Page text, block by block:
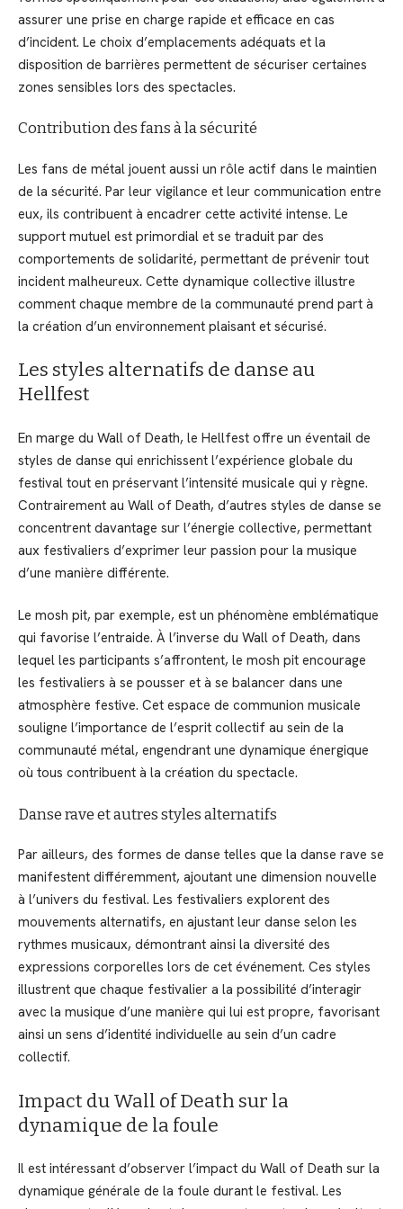
assurer une prise en charge rapide et efficace en cas
d’incident. Le choix d’emplacements adéquats et la
disposition de barrières permettent de sécuriser certaines
zones sensibles lors des spectacles.
Contribution des fans à la sécurité
Les fans de métal jouent aussi un rôle actif dans le maintien
de la sécurité. Par leur vigilance et leur communication entre
eux, ils contribuent à encadrer cette activité intense. Le
support mutuel est primordial et se traduit par des
comportements de solidarité, permettant de prévenir tout
incident malheureux. Cette dynamique collective illustre
comment chaque membre de la communauté prend part à
la création d’un environnement plaisant et sécurisé.
Les styles alternatifs de danse au
Hellfest
En marge du Wall of Death, le Hellfest offre un éventail de
styles de danse qui enrichissent l’expérience globale du
festival tout en préservant l’intensité musicale qui y règne.
Contrairement au Wall of Death, d’autres styles de danse se
concentrent davantage sur l’énergie collective, permettant
aux festivaliers d’exprimer leur passion pour la musique
d’une manière différente.
Le mosh pit, par exemple, est un phénomène emblématique
qui favorise l’entraide. À l’inverse du Wall of Death, dans
lequel les participants s’affrontent, le mosh pit encourage
les festivaliers à se pousser et à se balancer dans une
atmosphère festive. Cet espace de communion musicale
souligne l’importance de l’esprit collectif au sein de la
communauté métal, engendrant une dynamique énergique
où tous contribuent à la création du spectacle.
Danse rave et autres styles alternatifs
Par ailleurs, des formes de danse telles que la danse rave se
manifestent différemment, ajoutant une dimension nouvelle
à l’univers du festival. Les festivaliers explorent des
mouvements alternatifs, en ajustant leur danse selon les
rythmes musicaux, démontrant ainsi la diversité des
expressions corporelles lors de cet événement. Ces styles
illustrent que chaque festivalier a la possibilité d’interagir
avec la musique d’une manière qui lui est propre, favorisant
ainsi un sens d’identité individuelle au sein d’un cadre
collectif.
Impact du Wall of Death sur la
dynamique de la foule
Il est intéressant d’observer l’impact du Wall of Death sur la
dynamique générale de la foule durant le festival. Les